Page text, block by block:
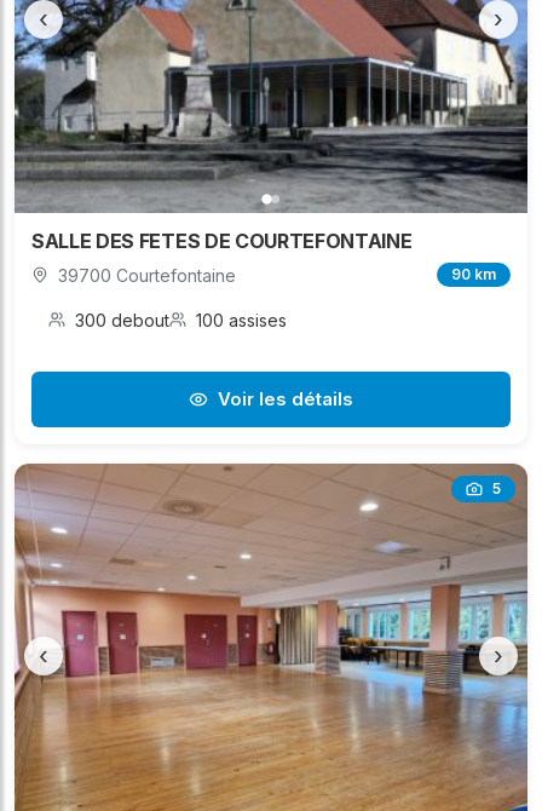
‹ ›
SALLE DES FETES DE COURTEFONTAINE
39700 Courtefontaine 90 km
300 debout 100 assises
Voir les détails
5
‹ ›